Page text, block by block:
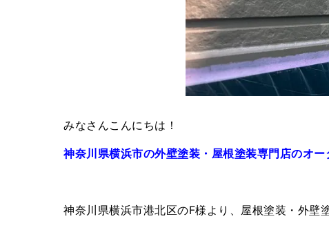
みなさんこんにちは！
神奈川県横浜市の外壁塗装・屋根塗装専門店のオー
神奈川県横浜市港北区のF様より、屋根塗装・外壁